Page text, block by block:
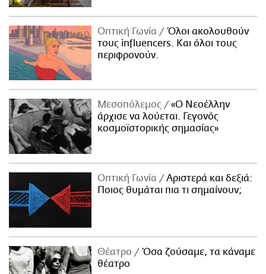
Οπτική Γωνία
Όλοι ακολουθούν
τους influencers. Και όλοι τους
περιφρονούν.
Μεσοπόλεμος
«Ο Νεοέλλην
άρχισε να λούεται. Γεγονός
κοσμοϊστορικής σημασίας»
Οπτική Γωνία
Αριστερά και δεξιά:
Ποιος θυμάται πια τι σημαίνουν;
Θέατρο
Όσα ζούσαμε, τα κάναμε
θέατρο